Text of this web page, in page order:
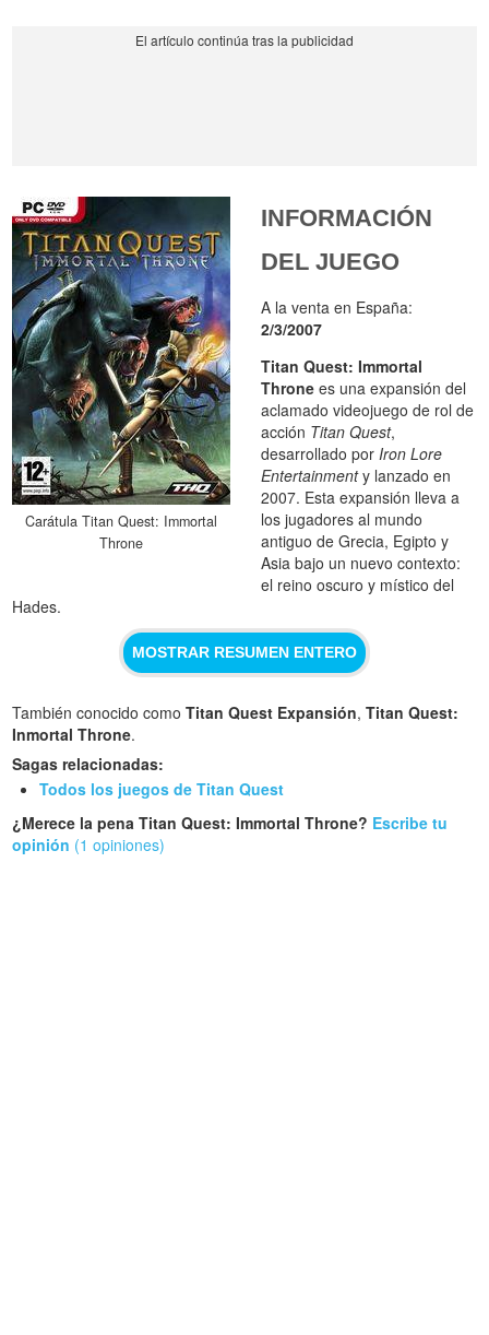
Carátula Titan Quest: Immortal
Throne
INFORMACIÓN
DEL JUEGO
A la venta en España:
2/3/2007
Titan Quest: Immortal
Throne es una expansión del
aclamado videojuego de rol de
acción Titan Quest,
desarrollado por Iron Lore
Entertainmenty lanzado en
2007. Esta expansión lleva a
los jugadores al mundo
antiguo de Grecia, Egipto y
Asia bajo un nuevo contexto:
el reino oscuro y místico del
Hades.
MOSTRAR RESUMEN ENTERO
También conocido comoTitan Quest Expansión,Titan Quest:
Inmortal Throne.
Sagas relacionadas:
Todos los juegos de Titan Quest
¿Merece la pena Titan Quest: Immortal Throne? Escribe tu
opinión (1 opiniones)